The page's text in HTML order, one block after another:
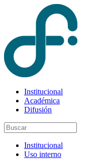
Institucional
Académica
Difusión
Institucional
Uso interno